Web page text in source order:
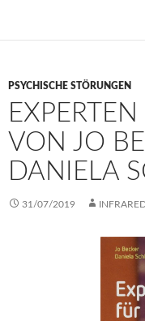
PSYCHISCHE STÖRUNGEN
VON JO
DANIELA
31/07/2019